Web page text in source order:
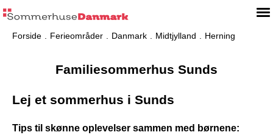
Forside Ferieområder Danmark Midtjylland Herning
Familiesommerhus Sunds
Lej et sommerhus i Sunds
Tips til skønne oplevelser sammen med børnene: